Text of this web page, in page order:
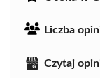
Liczba
Czytaj